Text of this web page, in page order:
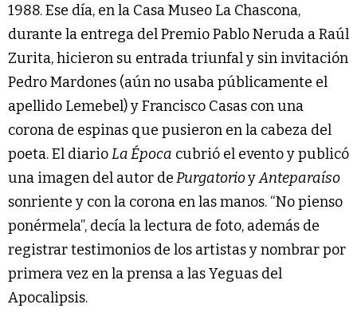
1988. Ese día, en la Casa Museo La Chascona,
durante la entrega del Premio Pablo Neruda a Raúl
Zurita, hicieron su entrada triunfal y sin invitación
Pedro Mardones (aún no usaba públicamente el
apellido Lemebel) y Francisco Casas con una
corona de espinas que pusieron en la cabeza del
poeta. El diarioLa Época cubrió el evento y publicó
una imagen del autor dePurgatorioyAnteparaíso
sonriente y con la corona en las manos. “No pienso
ponérmela”, decía la lectura de foto, además de
registrar testimonios de los artistas y nombrar por
primera vez en la prensa a las Yeguas del
Apocalipsis.